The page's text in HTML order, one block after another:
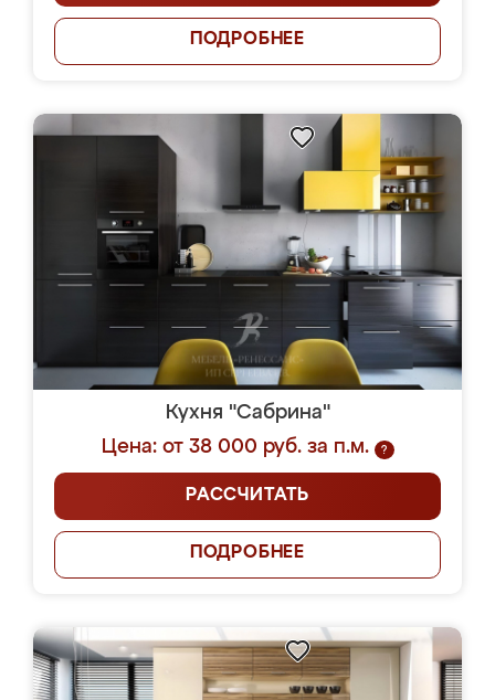
ПОДРОБНЕЕ
Кухня "Сабрина"
Цена: от 38 000 руб. за п.м.
?
РАССЧИТАТЬ
ПОДРОБНЕЕ